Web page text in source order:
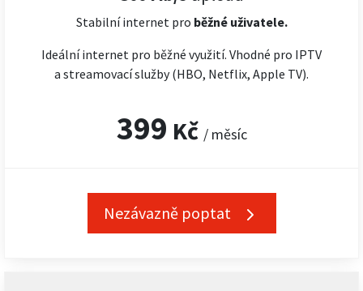
Stabilní internet pro běžné uživatele.
Ideální internet pro běžné využití. Vhodné pro IPTV
a streamovací služby (HBO, Netflix, Apple TV).
399 Kč / měsíc
Nezávazně poptat